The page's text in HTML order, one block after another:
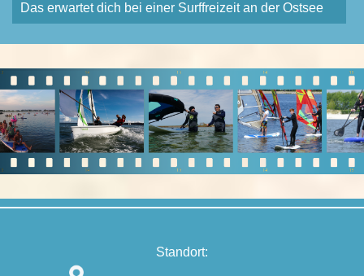
Das erwartet dich bei einer Surffreizeit an der Ostsee
Standort: